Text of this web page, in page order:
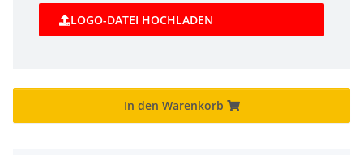
LOGO-DATEI HOCHLADEN
In den Warenkorb